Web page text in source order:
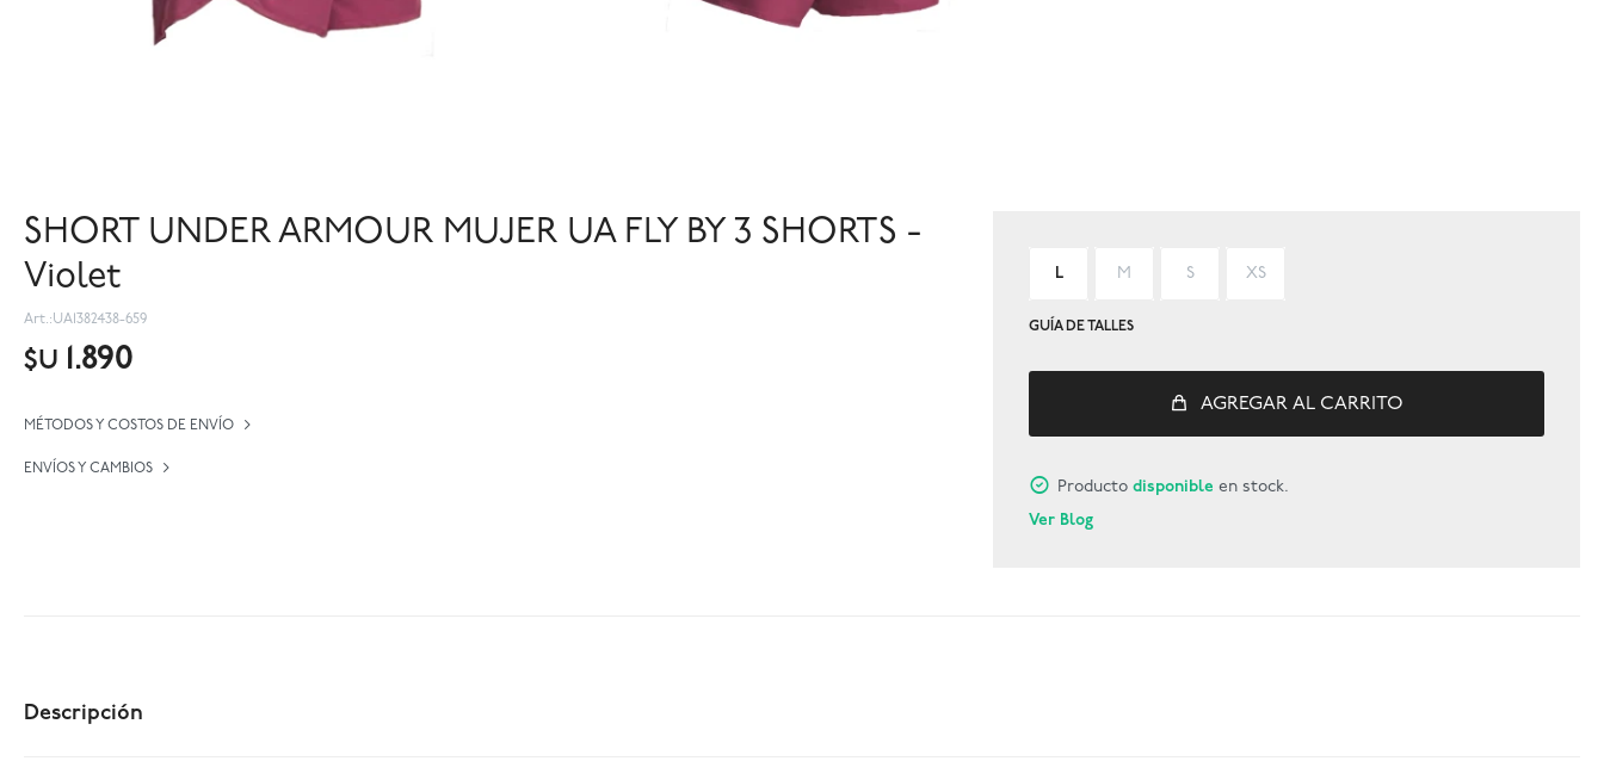
SHORT UNDER ARMOUR MUJER UA FLY BY 3 SHORTS -
Violet
UA1382438-659
$U 1.890
MÉTODOS Y COSTOS DE ENVÍO
ENVÍOS Y CAMBIOS
L M S XS
GUÍA DE TALLES
AGREGAR AL CARRITO
Productodisponible en stock.
Ver Blog
Descripción